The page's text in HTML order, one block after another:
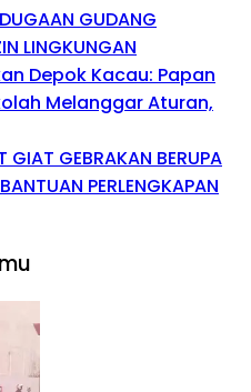
GUDANG
LINGKUNGAN
Depok Kacau: Papan
Melanggar Aturan,
GIAT GEBRAKAN BERUPA
PERLENGKAPAN